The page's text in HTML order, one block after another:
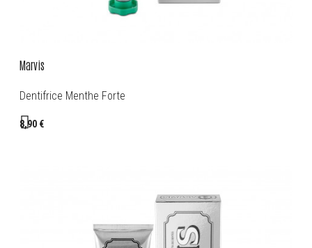
Marvis
Dentifrice Menthe Forte
8,90 €